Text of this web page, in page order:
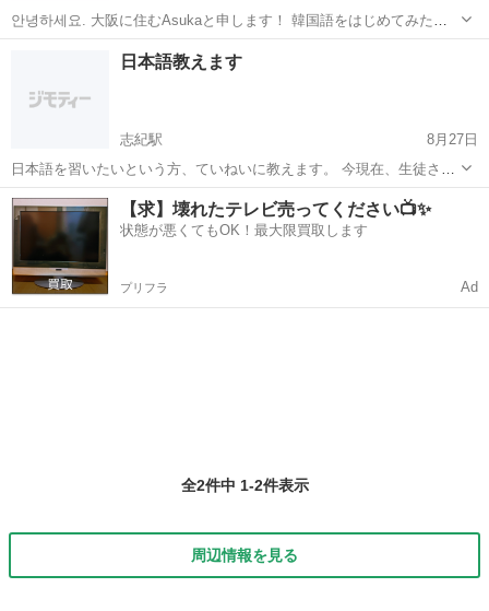
안녕하세요. 大阪に住むAsukaと申します！ 韓国語をはじめてみたい
方、少しでも勉強してみたい方 一緒に韓国語を楽しく学びましょう☘️
講師としてはまだまだ未熟なため リーズナブル価格でお教えいたしま
八尾市 近鉄八尾駅
日本語教えます
志紀駅
8月27日
日本語を習いたいという方、ていねいに教えます。 今現在、生徒さん
が お一人います。 ５人くらいまで募集したいと思います。 ☆キャン
ペーン☆ 初回→０円 ２回目以降→1000円
大阪 八尾市 志紀駅 日本語
【求】壊れたテレビ売ってください📺✨
状態が悪くてもOK！最大限買取します
プリフラ Ad
全2件中 1-2件表示
周辺情報を見る